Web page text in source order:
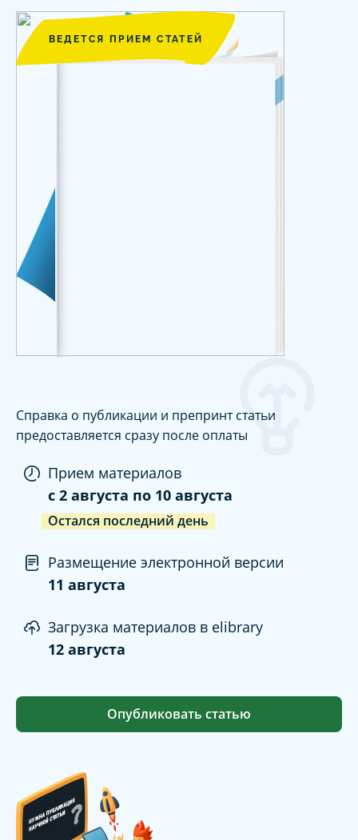
ВЕДЕТСЯ ПРИЕМ СТАТЕЙ
Справка о публикации и препринт статьи
предоставляется сразу после оплаты
Прием материалов
c 2 августа по 10 августа
Остался последний день
Размещение электронной версии
11 августа
Загрузка материалов в elibrary
12 августа
Опубликовать статью